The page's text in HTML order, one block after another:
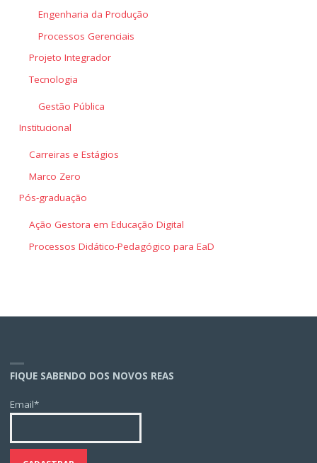
Engenharia da Produção
Processos Gerenciais
Projeto Integrador
Tecnologia
Gestão Pública
Institucional
Carreiras e Estágios
Marco Zero
Pós-graduação
Ação Gestora em Educação Digital
Processos Didático-Pedagógico para EaD
FIQUE SABENDO DOS NOVOS REAS
Email*